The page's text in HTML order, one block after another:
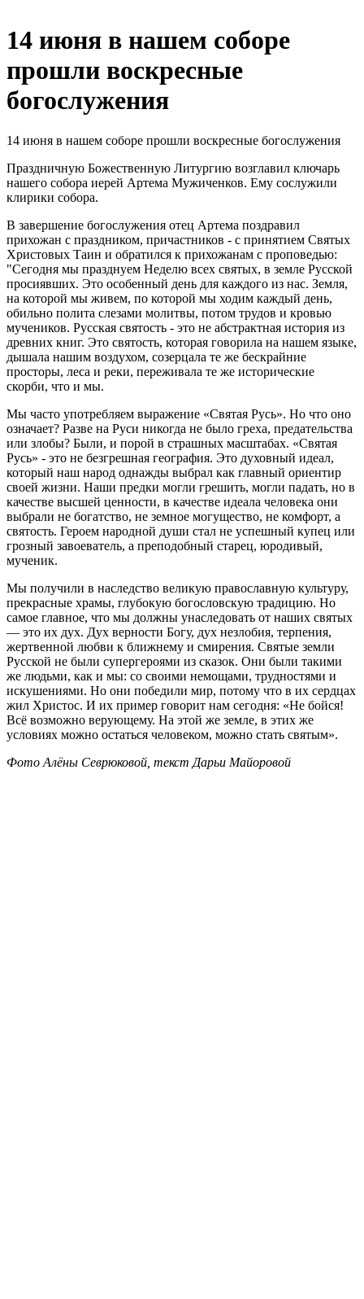
14 июня в нашем соборе
прошли воскресные
богослужения
14 июня в нашем соборе прошли воскресные богослужения
Праздничную Божественную Литургию возглавил ключарь
нашего собора иерей Артема Мужиченков. Ему сослужили
клирики собора.
В завершение богослужения отец Артема поздравил
прихожан с праздником, причастников - с принятием Святых
Христовых Таин и обратился к прихожанам с проповедью:
"Сегодня мы празднуем Неделю всех святых, в земле Русской
просиявших. Это особенный день для каждого из нас. Земля,
на которой мы живем, по которой мы ходим каждый день,
обильно полита слезами молитвы, потом трудов и кровью
мучеников. Русская святость - это не абстрактная история из
древних книг. Это святость, которая говорила на нашем языке,
дышала нашим воздухом, созерцала те же бескрайние
просторы, леса и реки, переживала те же исторические
скорби, что и мы.
Мы часто употребляем выражение «Святая Русь». Но что оно
означает? Разве на Руси никогда не было греха, предательства
или злобы? Были, и порой в страшных масштабах. «Святая
Русь» - это не безгрешная география. Это духовный идеал,
который наш народ однажды выбрал как главный ориентир
своей жизни. Наши предки могли грешить, могли падать, но в
качестве высшей ценности, в качестве идеала человека они
выбрали не богатство, не земное могущество, не комфорт, а
святость. Героем народной души стал не успешный купец или
грозный завоеватель, а преподобный старец, юродивый,
мученик.
Мы получили в наследство великую православную культуру,
прекрасные храмы, глубокую богословскую традицию. Но
самое главное, что мы должны унаследовать от наших святых
— это их дух. Дух верности Богу, дух незлобия, терпения,
жертвенной любви к ближнему и смирения. Святые земли
Русской не были супергероями из сказок. Они были такими
же людьми, как и мы: со своими немощами, трудностями и
искушениями. Но они победили мир, потому что в их сердцах
жил Христос. И их пример говорит нам сегодня: «Не бойся!
Всё возможно верующему. На этой же земле, в этих же
условиях можно остаться человеком, можно стать святым».
Фото Алёны Севрюковой, текст Дарьи Майоровой